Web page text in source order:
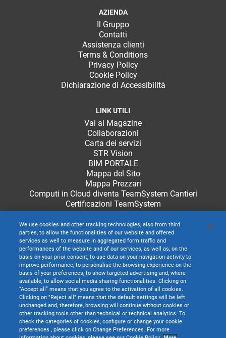
AZIENDA
Il Gruppo
Contatti
Assistenza clienti
Terms & Conditions
Privacy Policy
Cookie Policy
Dichiarazione di Accessibilità
LINK UTILI
Vai al Magazine
Collaborazioni
Carta dei servizi
STR Vision
BIM PORTALE
Mappa del Sito
Mappa Prezzari
Computi in Cloud diventa TeamSystem Cantieri
Certificazioni TeamSystem
We use cookies and other tracking technologies, also from third
parties, to allow the functionalities of our website and offered
services as well to measure in aggregated form traffic and
performances of the website and of our services, as well as, on the
basis on your prior consent, to use data on your navigation activity to
improve performance, to personalise the browsing experience on the
basis of your preferences, to show targeted advertising and, where
available, to allow social media sharing functionalities. Clicking on
“Accept all” means that you agree to the activation of all cookies.
Clicking on "Reject all" means that the default settings will be left
unchanged and, therefore, browsing will continue without cookies or
other tracking tools other than technical or technical analytics. To
check the categories of cookies, configure or change your cookie
preferences , please click on Change Preferences. For more